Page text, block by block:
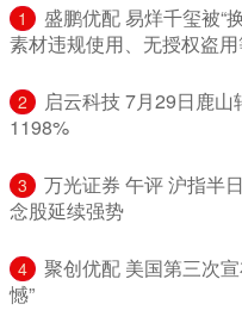
1
盛鹏优配 易烊千玺被“
素材违规使用、无授权盗
2
启云科技 7月29日鹿
1198%
3
万光证券 午评 沪指半
念股延续强势
4
聚创优配 美国第三次
憾”